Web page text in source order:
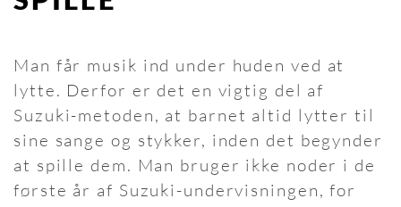
Man får musik ind under huden ved at
lytte. Derfor er det en vigtig del af
Suzuki-metoden, at barnet altid lytter til
sine sange og stykker, inden det begynder
at spille dem. Man bruger ikke noder i de
første år af Suzuki-undervisningen, for